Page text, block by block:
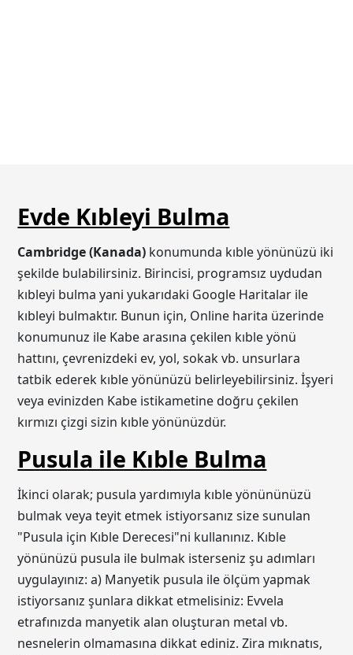
Evde Kıbleyi Bulma
Cambridge (Kanada) konumunda kıble yönünüzü iki
şekilde bulabilirsiniz. Birincisi, programsız uydudan
kıbleyi bulma yani yukarıdaki Google Haritalar ile
kıbleyi bulmaktır. Bunun için, Online harita üzerinde
konumunuz ile Kabe arasına çekilen kıble yönü
hattını, çevrenizdeki ev, yol, sokak vb. unsurlara
tatbik ederek kıble yönünüzü belirleyebilirsiniz. İşyeri
veya evinizden Kabe istikametine doğru çekilen
kırmızı çizgi sizin kıble yönünüzdür.
Pusula ile Kıble Bulma
İkinci olarak; pusula yardımıyla kıble yönününüzü
bulmak veya teyit etmek istiyorsanız size sunulan
"Pusula için Kıble Derecesi"ni kullanınız. Kıble
yönünüzü pusula ile bulmak isterseniz şu adımları
uygulayınız: a) Manyetik pusula ile ölçüm yapmak
istiyorsanız şunlara dikkat etmelisiniz: Evvela
etrafınızda manyetik alan oluşturan metal vb.
nesnelerin olmamasına dikkat ediniz. Zira mıknatıs,